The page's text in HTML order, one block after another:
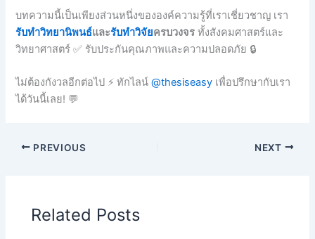
บทความนี้เป็นเพียงส่วนหนึ่งขององค์ความรู้ที่เราเชี่ยวชาญ เรา
รับทำวิทยานิพนธ์และรับทำวิจัยครบวงจร ทั้งสังคมศาสตร์และ
วิทยาศาสตร์ ✅ รับประกันคุณภาพและความปลอดภัย 🔒
ไม่ต้องกังวลอีกต่อไป ⚡ ทักไลน์@thesiseasy เพื่อปรึกษากับเรา
ได้วันนี้เลย! 💬
PREVIOUS NEXT
Related Posts